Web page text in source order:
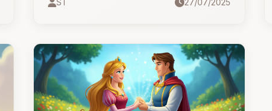
học được một nghề riêng và nhận về
ST 27/07/2025